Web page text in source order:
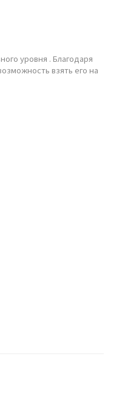
уровня . Благодаря
взять его на